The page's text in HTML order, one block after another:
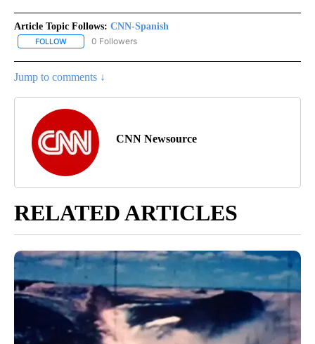
Article Topic Follows: CNN-Spanish
FOLLOW FOLLOW "CNN-SPANISH" TO RECEIVE NOTIFICATIONS ABOUT
0 Followers
Jump to comments ↓
CNN Newsource
RELATED ARTICLES